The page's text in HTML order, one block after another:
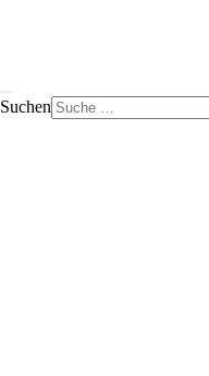
Suchen